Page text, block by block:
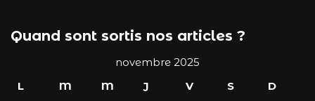
Quand sont sortis nos articles ?
novembre 2025
L
M M J V S D